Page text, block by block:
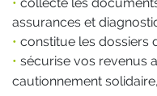
assurances et
• constitue les dossiers
• sécurise vos revenus
cautionnement solidaire,